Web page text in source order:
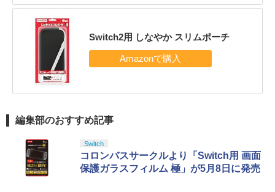
Switch2用 しなやか スリムポーチ
編集部のおすすめ記事
Switch
コロンバスサークルより「Switch用 画面
保護ガラスフィルム 極」が5月8日に発売